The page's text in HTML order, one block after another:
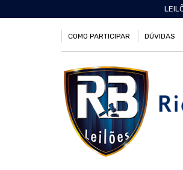
COMO PARTICIPAR DÚVIDAS